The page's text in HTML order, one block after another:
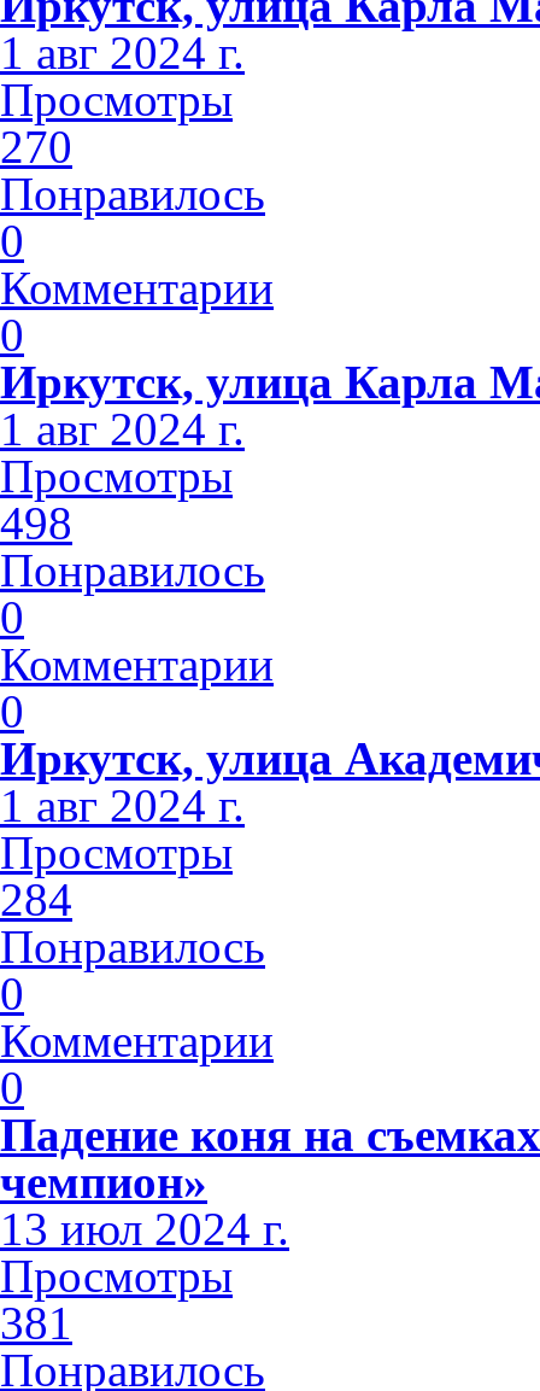
1 авг 2024 г.
Просмотры
270
Понравилось
0
Комментарии
0
Иркутск, улица Карла
1 авг 2024 г.
Просмотры
498
Понравилось
0
Комментарии
0
Иркутск, улица
1 авг 2024 г.
Просмотры
284
Понравилось
0
Комментарии
0
Падение коня на
чемпион»
13 июл 2024 г.
Просмотры
381
Понравилось